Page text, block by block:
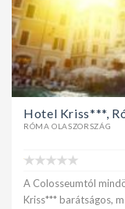
Hotel Kriss***,
RÓMA OLASZORSZÁG
A Colosseumtól
Kriss*** barátságos,